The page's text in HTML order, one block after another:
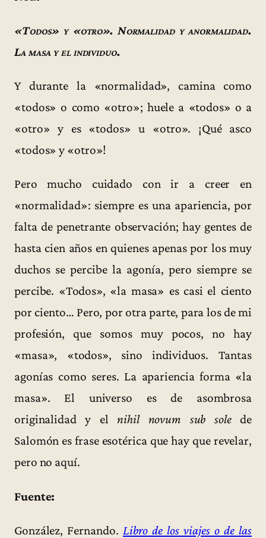
«Todos» y «otro». Normalidad y anormalidad.
La masa y el individuo.
Y durante la «normalidad», camina como
«todos» o como «otro»; huele a «todos» o a
«otro» y es «todos» u «otro». ¡Qué asco
«todos» y «otro»!
Pero mucho cuidado con ir a creer en
«normalidad»: siempre es una apariencia, por
falta de penetrante observación; hay gentes de
hasta cien años en quienes apenas por los muy
duchos se percibe la agonía, pero siempre se
percibe. «Todos», «la masa» es casi el ciento
por ciento… Pero, por otra parte, para los de mi
profesión, que somos muy pocos, no hay
«masa», «todos», sino individuos. Tantas
agonías como seres. La apariencia forma «la
masa». El universo es de asombrosa
originalidad y elnihil novum sub solede
Salomón es frase esotérica que hay que revelar,
pero no aquí.
Fuente:
González, Fernando. Libro de los viajes o de las